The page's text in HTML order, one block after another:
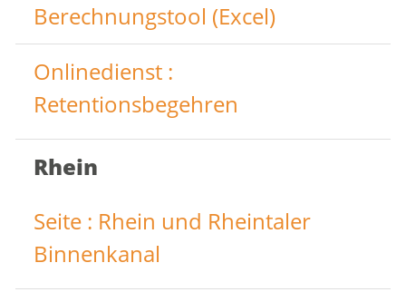
Berechnungstool (Excel)
Onlinedienst :
Retentionsbegehren
Rhein
Seite : Rhein und Rheintaler
Binnenkanal